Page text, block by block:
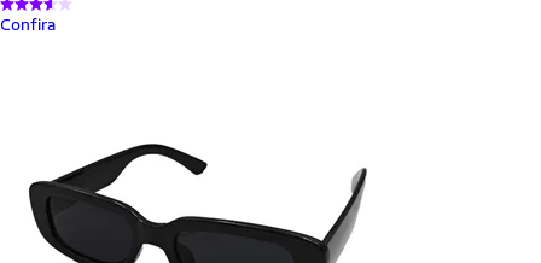
Confira